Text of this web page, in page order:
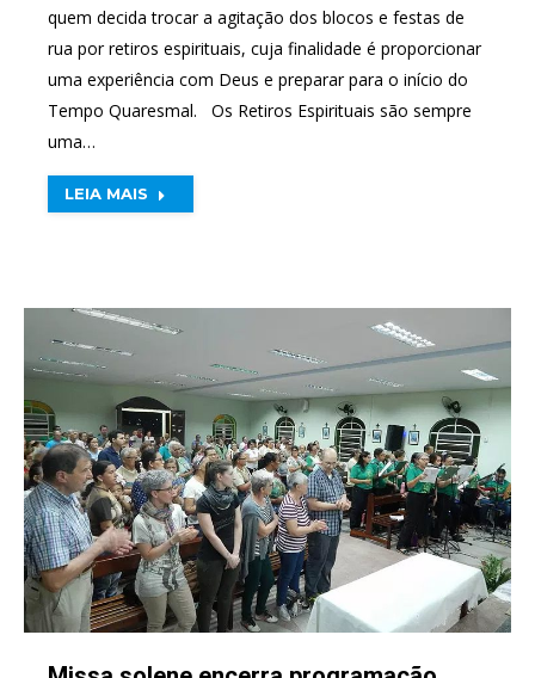
quem decida trocar a agitação dos blocos e festas de
rua por retiros espirituais, cuja finalidade é proporcionar
uma experiência com Deus e preparar para o início do
Tempo Quaresmal. Os Retiros Espirituais são sempre
uma…
LEIA MAIS